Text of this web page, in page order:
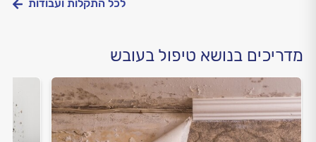
לכל התקלות ועבודות
מדריכים בנושא טיפול בעובש